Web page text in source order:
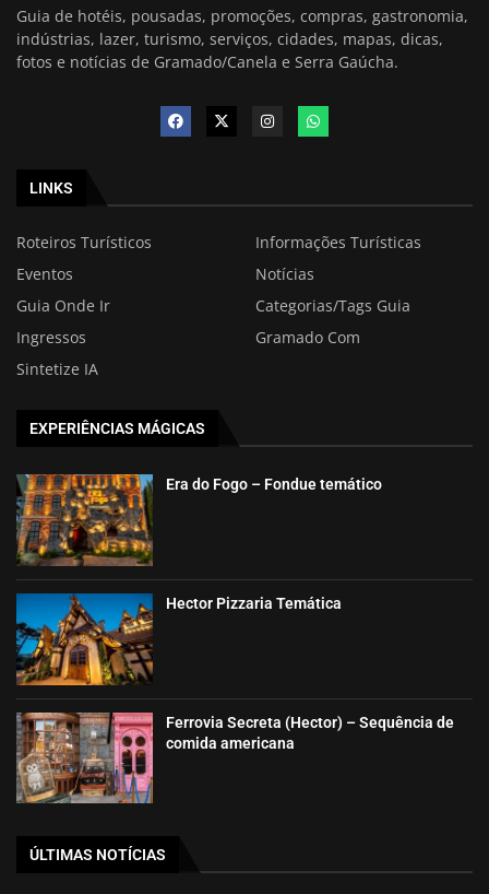
Guia de hotéis, pousadas, promoções, compras, gastronomia,
indústrias, lazer, turismo, serviços, cidades, mapas, dicas,
fotos e notícias de Gramado/Canela e Serra Gaúcha.
LINKS
Roteiros Turísticos
Informações Turísticas
Eventos
Notícias
Guia Onde Ir
Categorias/Tags Guia
Ingressos
Gramado Com
Sintetize IA
EXPERIÊNCIAS MÁGICAS
Era do Fogo – Fondue temático
Hector Pizzaria Temática
Ferrovia Secreta (Hector) – Sequência de
comida americana
ÚLTIMAS NOTÍCIAS